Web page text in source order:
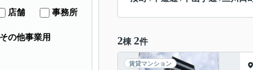
2棟 2件
賃貸マンション
店舗 事務所
その他事業用